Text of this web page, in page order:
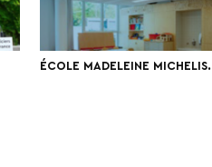
ÉCOLE MADELEINE MICHELIS.